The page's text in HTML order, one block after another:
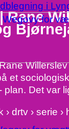
i
Rane
et
plan. Det var
› drtv › serie